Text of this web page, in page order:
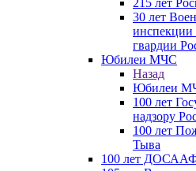
30 лет
инспекции
гвардии
Юбилеи МЧС
Назад
Юбилеи
100 лет
надзору
100 лет
Тыва
100 лет